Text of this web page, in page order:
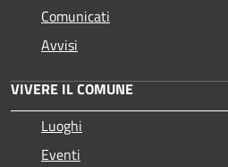
Comunicati
Avvisi
VIVERE IL COMUNE
Luoghi
Eventi